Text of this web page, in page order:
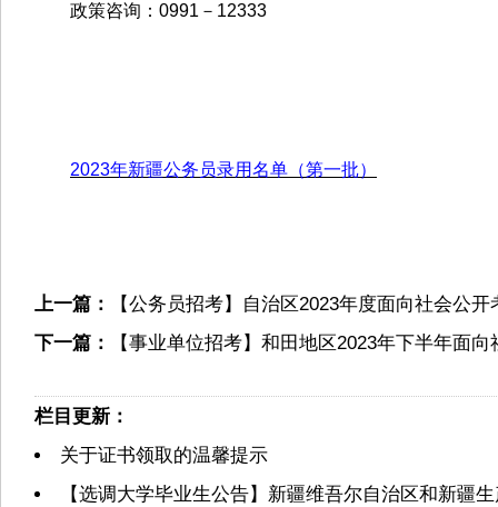
政策咨询：0991－12333
2023年新疆公务员录用名单（第一批）
上一篇：
【公务员招考】自治区2023年度面向社会公
下一篇：
【事业单位招考】和田地区2023年下半年面
栏目更新：
关于证书领取的温馨提示
【选调大学毕业生公告】新疆维吾尔自治区和新疆